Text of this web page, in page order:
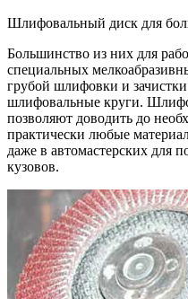
Шлифовальный диск для
Большинство из них для
специальных
грубой шлифовки и
шлифовальные круги.
позволяют доводить до
практически любые
даже в автомастерских для
кузовов.